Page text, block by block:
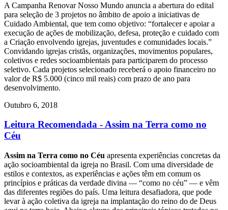
A Campanha Renovar Nosso Mundo anuncia a abertura do edital
para seleção de 3 projetos no âmbito de apoio a iniciativas de
Cuidado Ambiental, que tem como objetivo: “fortalecer e apoiar a
execução de ações de mobilização, defesa, proteção e cuidado com
a Criação envolvendo igrejas, juventudes e comunidades locais.”
Convidando igrejas cristãs, organizações, movimentos populares,
coletivos e redes socioambientais para participarem do processo
seletivo. Cada projetos selecionado receberá o apoio financeiro no
valor de R$ 5.000 (cinco mil reais) com prazo de ano para
desenvolvimento.
Outubro 6, 2018
Leitura Recomendada - Assim na Terra como no
Céu
Assim na Terra como no Céu apresenta experiências concretas da
ação socioambiental da igreja no Brasil. Com uma diversidade de
estilos e contextos, as experiências e ações têm em comum os
princípios e práticas da verdade divina — “como no céu” — e vêm
das diferentes regiões do país. Uma leitura desafiadora, que pode
levar à ação coletiva da igreja na implantação do reino do de Deus